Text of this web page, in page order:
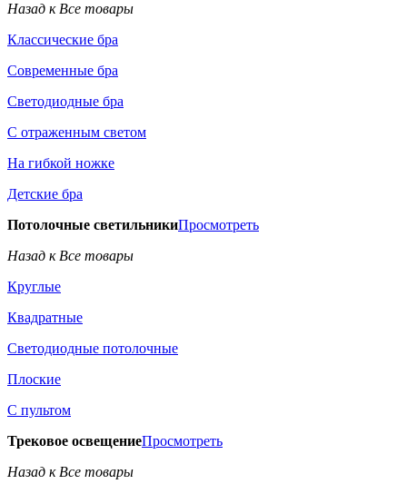
Назад к Все товары
Классические бра
Современные бра
Светодиодные бра
С отраженным светом
На гибкой ножке
Детские бра
Потолочные светильникиПросмотреть
Назад к Все товары
Круглые
Квадратные
Светодиодные потолочные
Плоские
С пультом
Трековое освещениеПросмотреть
Назад к Все товары